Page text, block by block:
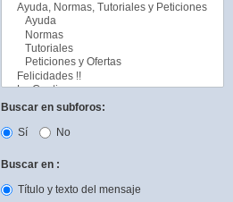
Buscar en subforos:
Sí
No
Buscar en :
Título y texto del mensaje